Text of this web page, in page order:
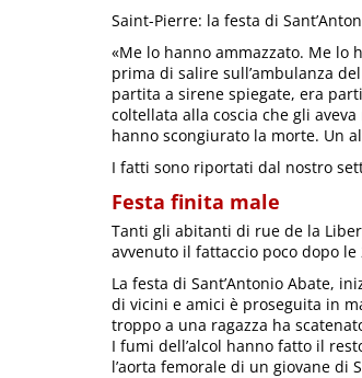
Saint-Pierre: la festa di
«Me lo hanno ammazzato. Me lo
prima di salire sull’ambulanza
partita a sirene spiegate, era
coltellata alla coscia che gli
hanno scongiurato la morte. Un
I fatti sono riportati dal nostro
Festa finita male
Tanti gli abitanti di rue de la
avvenuto il fattaccio poco dopo
La festa di Sant’Antonio Abate,
di vicini e amici è proseguita in
troppo a una ragazza ha
I fumi dell’alcol hanno fatto il
l’aorta femorale di un giovane di